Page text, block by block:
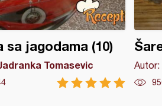
sa jagodama (10)
Tomasevic Autor: